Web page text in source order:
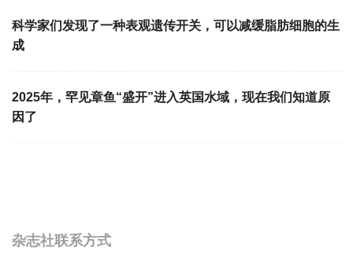
科学家们发现了一种表观遗传开关，可以减缓脂肪细胞的生
成
2025年，罕见章鱼“盛开”进入英国水域，现在我们知道原
因了
杂志社联系方式